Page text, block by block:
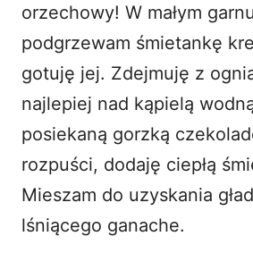
orzechowy! W małym
podgrzewam śmietankę
gotuję jej. Zdejmuję z
najlepiej nad kąpielą
posiekaną gorzką
rozpuści, dodaję ciepłą
Mieszam do uzyskania
lśniącego ganache.